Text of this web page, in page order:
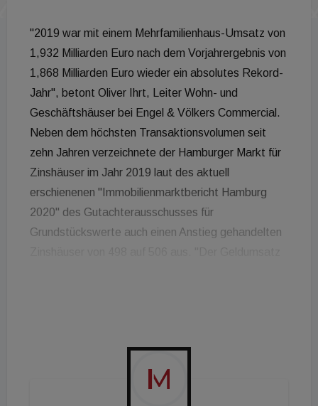
"2019 war mit einem Mehrfamilienhaus-Umsatz von
1,932 Milliarden Euro nach dem Vorjahrergebnis von
1,868 Milliarden Euro wieder ein absolutes Rekord-
Jahr", betont Oliver Ihrt, Leiter Wohn- und
Geschäftshäuser bei Engel & Völkers Commercial.
Neben dem höchsten Transaktionsvolumen seit
zehn Jahren verzeichnete der Hamburger Markt für
Zinshäuser im Jahr 2019 laut des aktuell
erschienenen "Immobilienmarktbericht Hamburg
2020" des Gutachterausschusses für
Grundstückswerte auch einen Anstieg gehandelten
Jahres 2008 (495). Von den insgesamt 104
Stadtteilen in Hamburg waren Rahlstedt mit 27
verkauften Zinshäusern, Eimsbüttel mit 23 und